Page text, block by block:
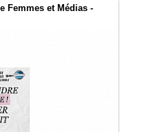
Femmes et Médias -